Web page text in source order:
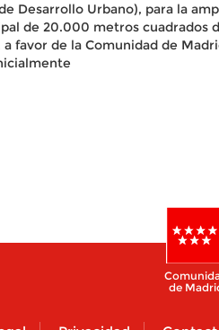
Desarrollo Urbano), para la
de 20.000 metros cuadrados
a favor de la Comunidad de
de